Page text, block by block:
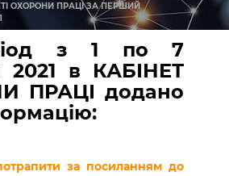
ОХОРОНИ ПРАЦІ ЗА ПЕРШИЙ
з 1 по 7
2021 в КАБІНЕТ
ПРАЦІ додано
за посиланням до